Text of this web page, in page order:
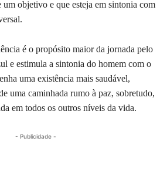
um objetivo e que esteja em sintonia com
é o propósito maior da jornada pelo
e estimula a sintonia do homem com o
uma existência mais saudável,
uma caminhada rumo à paz, sobretudo,
em todos os outros níveis da vida.
- Publicidade -